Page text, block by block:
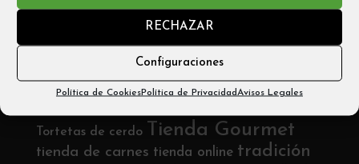
RECHAZAR
Configuraciones
Política de CookiesPolítica de Privacidad Avisos Legales
Móvil y Whatsapp: 680542705
Etiquetas
Tortetas de cerdo
Tienda Gourmet
tienda de carnes tienda online tradición